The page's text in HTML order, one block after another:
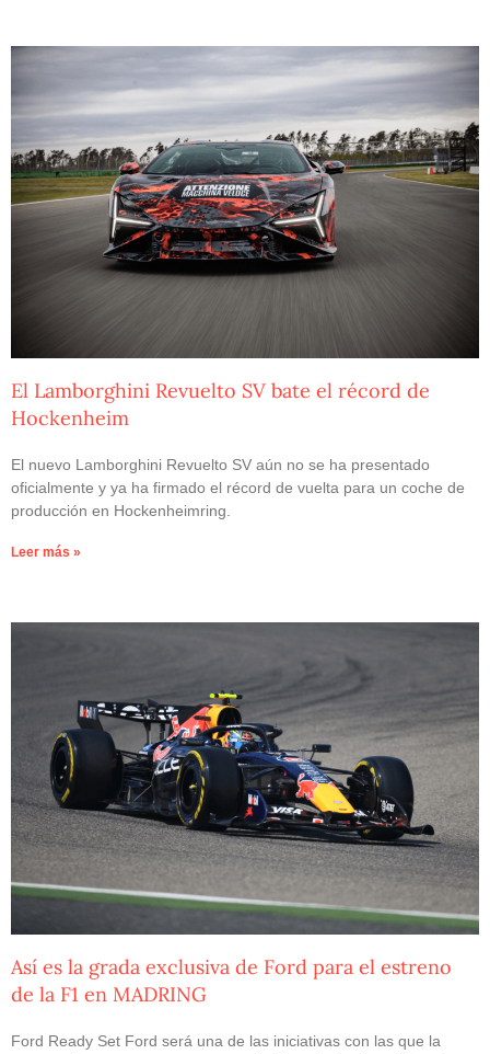
El Lamborghini Revuelto SV bate el récord de
Hockenheim
El nuevo Lamborghini Revuelto SV aún no se ha presentado
oficialmente y ya ha firmado el récord de vuelta para un coche de
producción en Hockenheimring.
Leer más »
Así es la grada exclusiva de Ford para el estreno
de la F1 en MADRING
Ford Ready Set Ford será una de las iniciativas con las que la